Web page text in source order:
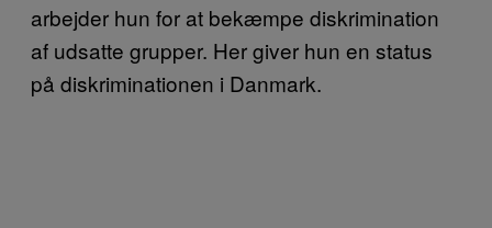
arbejder hun for at bekæmpe diskrimination
af udsatte grupper. Her giver hun en status
på diskriminationen i Danmark.